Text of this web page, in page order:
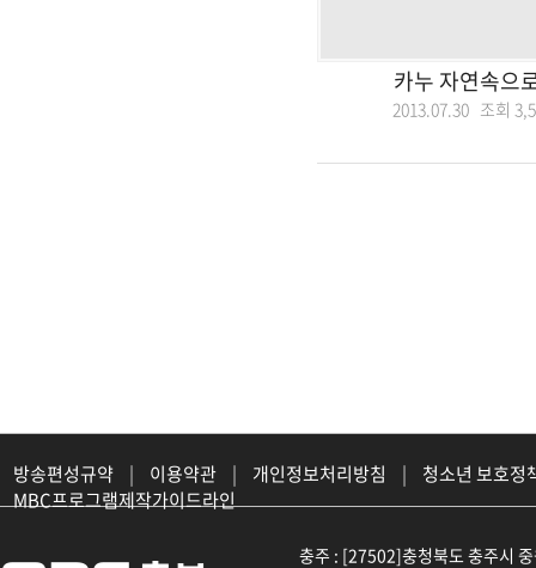
카누 자연속으
2013.07.30 조회
방송편성규약 | 이용약관 | 개인정보처리방침 |
청소년 보호정
MBC프로그램제작가이드라인
충주 : [27502]충청북도 충주시